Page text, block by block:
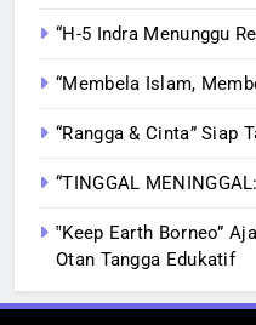
“H-5 Indra Menunggu
“Membela Islam,
“Rangga & Cinta” Siap
“TINGGAL
‟Keep Earth Borneo”
Otan Tangga Edukatif